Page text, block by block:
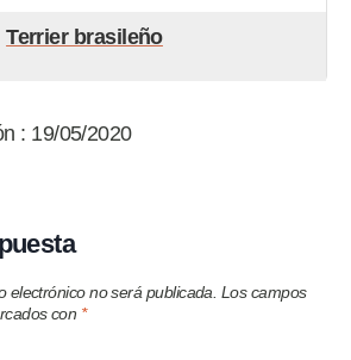
Terrier brasileño
: 19/05/2020
electrónico no será publicada. Los campos
con *